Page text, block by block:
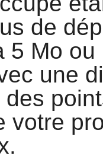
de
5 Mo
une
votre